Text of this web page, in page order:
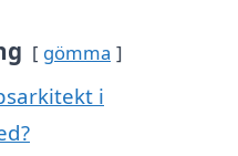
gömma
i